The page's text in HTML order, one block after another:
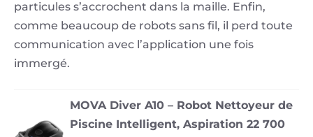
particules s’accrochent dans la maille. Enfin,
comme beaucoup de robots sans fil, il perd toute
communication avec l’application une fois
immergé.
MOVA Diver A10 – Robot Nettoyeur de
Piscine Intelligent, Aspiration 22 700